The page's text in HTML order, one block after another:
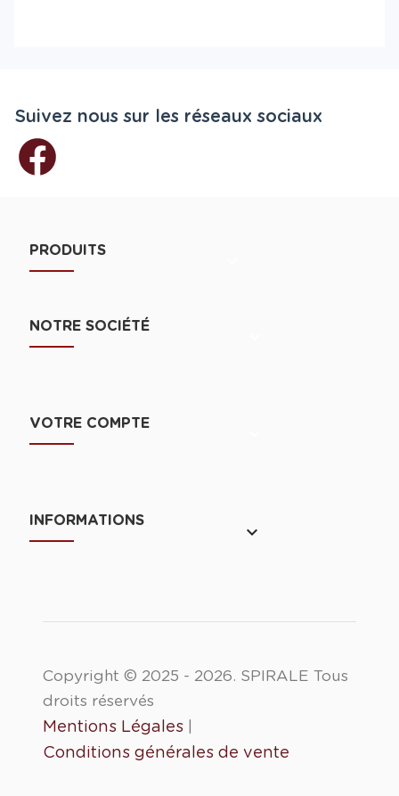
Suivez nous sur les réseaux sociaux
PRODUITS
NOTRE SOCIÉTÉ
VOTRE COMPTE
INFORMATIONS
keyboard_arrow_down
Copyright © 2025 - 2026. SPIRALE Tous
droits réservés
Mentions Légales
Conditions générales de vente